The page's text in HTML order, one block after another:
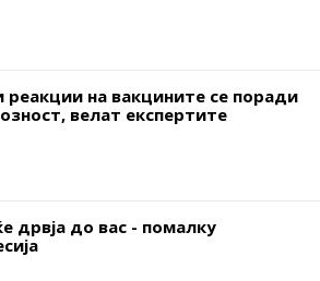
реакции на вакцините се поради
велат експертите
дрвја до вас - помалку